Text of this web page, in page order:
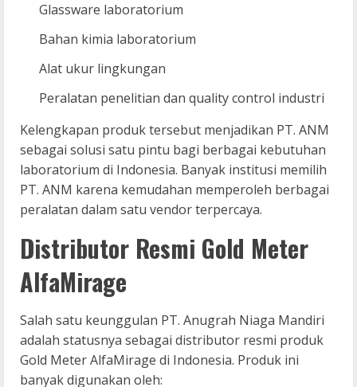
Glassware laboratorium
Bahan kimia laboratorium
Alat ukur lingkungan
Peralatan penelitian dan quality control industri
Kelengkapan produk tersebut menjadikan PT. ANM
sebagai solusi satu pintu bagi berbagai kebutuhan
laboratorium di Indonesia. Banyak institusi memilih
PT. ANM karena kemudahan memperoleh berbagai
peralatan dalam satu vendor terpercaya.
Distributor Resmi Gold Meter
AlfaMirage
Salah satu keunggulan PT. Anugrah Niaga Mandiri
adalah statusnya sebagai distributor resmi produk
Gold Meter AlfaMirage di Indonesia. Produk ini
banyak digunakan oleh: